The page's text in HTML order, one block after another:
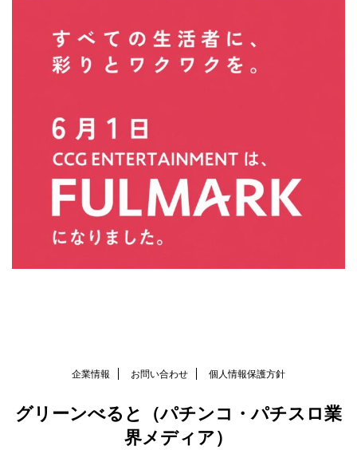
企業情報 お問い合わせ 個人情報保護方針
グリーンべると（パチンコ・パチスロ業
界メディア）